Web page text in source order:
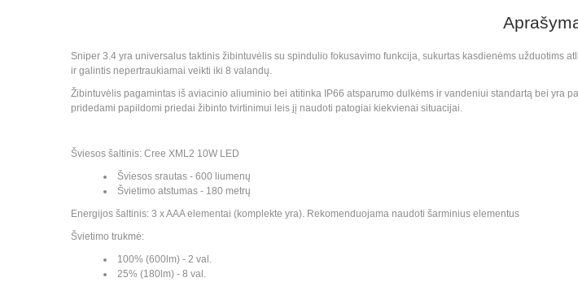
Sniper 3.4 yra universalus taktinis žibintuvėlis su spindulio fokusavimo funkcija, sukurtas kasdienėms užduotims
ir galintis nepertraukiamai veikti iki 8 valandų.
Žibintuvėlis pagamintas iš aviacinio aliuminio bei atitinka IP66 atsparumo dulkėms ir vandeniui standartą bei yra
pridedami papildomi priedai žibinto tvirtinimui leis jį naudoti patogiai kiekvienai situacijai.
Šviesos šaltinis: Cree XML2 10W LED
Šviesos srautas - 600 liumenų
Švietimo atstumas - 180 metrų
Energijos šaltinis: 3 x AAA elementai (komplekte yra). Rekomenduojama naudoti šarminius elementus
Švietimo trukmė:
100% (600lm) - 2 val.
25% (180lm) - 8 val.